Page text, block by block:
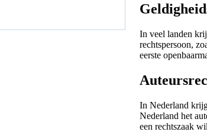
In veel landen
rechtspersoon,
eerste
In Nederland
Nederland het
een rechtszaak